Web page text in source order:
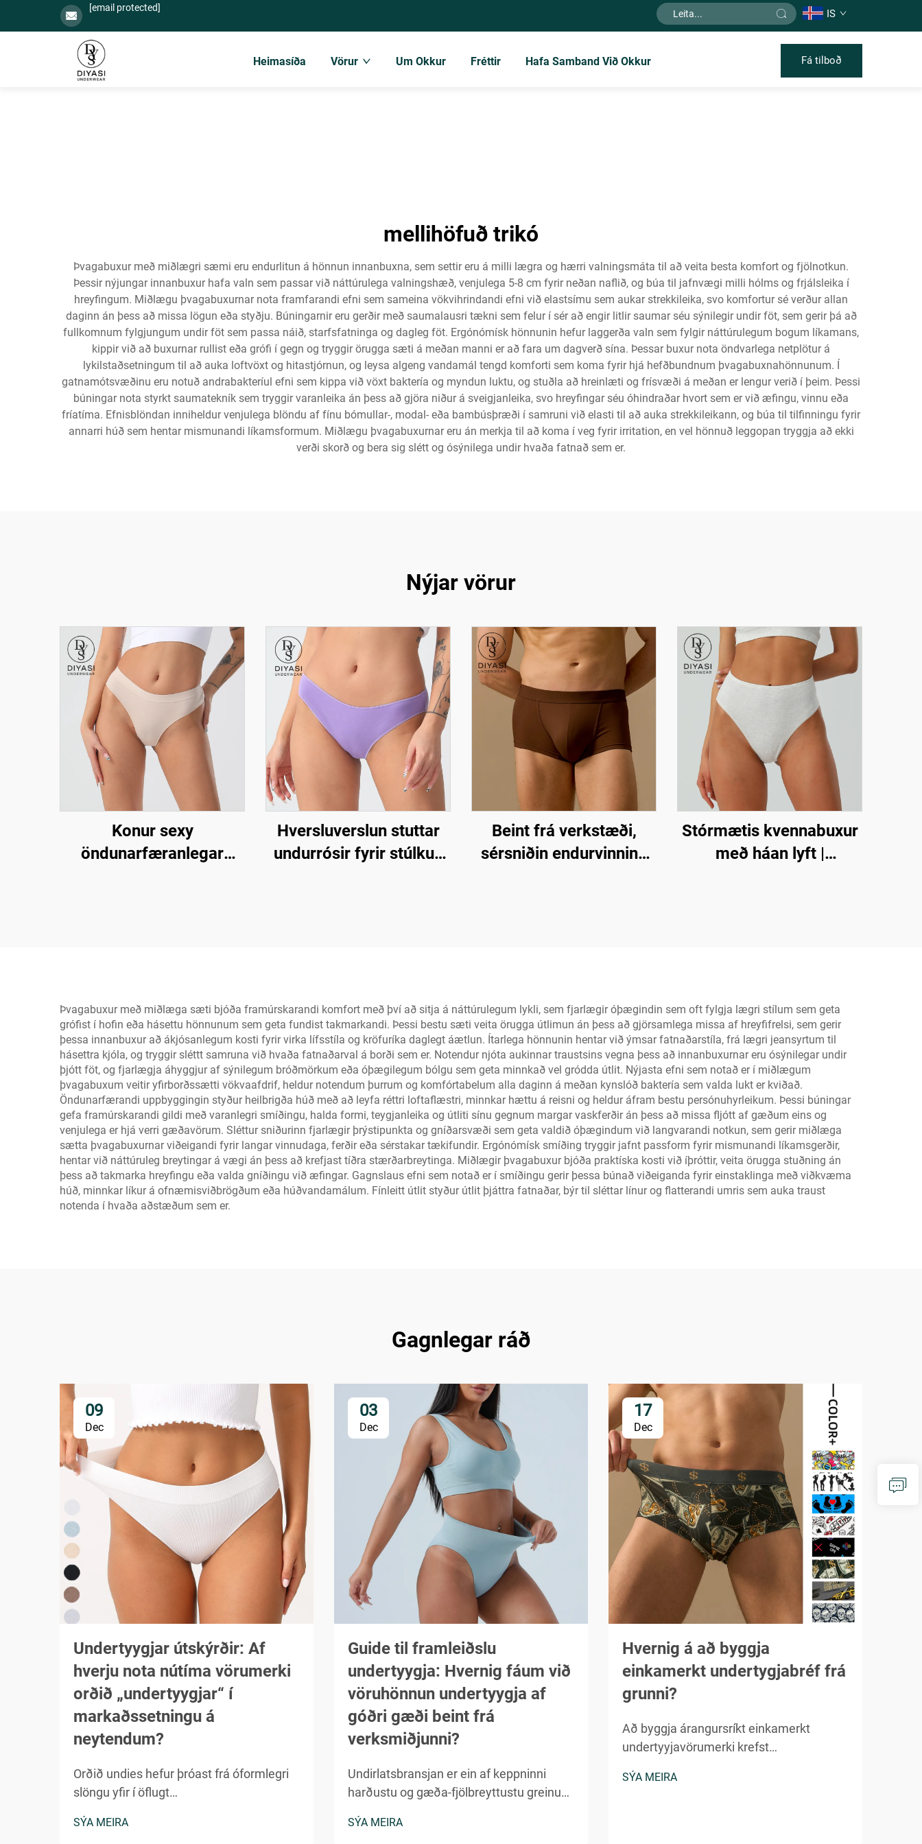
[email protected] IS
Heimasíða Vörur Um Okkur Fréttir Hafa Samband Við Okkur Fá tilboð
mellihöfuð trikó
Þvagabuxur með miðlægri sæmi eru endurlitun á hönnun innanbuxna, sem settir eru á milli lægra og hærri valningsmáta til að veita besta komfort og fjölnotkun.
Þessir nýjungar innanbuxur hafa valn sem passar við náttúrulega valningshæð, venjulega 5-8 cm fyrir neðan naflið, og búa til jafnvægi milli hólms og frjálsleika í
hreyfingum. Miðlægu þvagabuxurnar nota framfarandi efni sem sameina vökvihrindandi efni við elastsímu sem aukar strekkileika, svo komfortur sé verður allan
daginn án þess að missa lögun eða styðju. Búningarnir eru gerðir með saumalausri tækni sem felur í sér að engir litlir saumar séu sýnilegir undir föt, sem gerir þá að
fullkomnum fylgjungum undir föt sem passa náið, starfsfatninga og dagleg föt. Ergónómísk hönnunin hefur laggerða valn sem fylgir náttúrulegum bogum líkamans,
kippir við að buxurnar rullist eða grófi í gegn og tryggir örugga sæti á meðan manni er að fara um dagverð sína. Þessar buxur nota öndvarlega netplötur á
lykilstaðsetningum til að auka loftvöxt og hitastjórnun, og leysa algeng vandamál tengd komforti sem koma fyrir hjá hefðbundnum þvagabuxnahönnunum. Í
gatnamótsvæðinu eru notuð andrabakteríul efni sem kippa við vöxt baktería og myndun luktu, og stuðla að hreinlæti og frísvæði á meðan er lengur verið í þeim. Þessi
búningar nota styrkt saumatekník sem tryggir varanleika án þess að gjöra niður á sveigjanleika, svo hreyfingar séu óhindraðar hvort sem er við æfingu, vinnu eða
fríatíma. Efnisblöndan inniheldur venjulega blöndu af fínu bómullar-, modal- eða bambúsþræði í samruni við elasti til að auka strekkileikann, og búa til tilfinningu fyrir
annarri húð sem hentar mismunandi líkamsformum. Miðlægu þvagabuxurnar eru án merkja til að koma í veg fyrir irritation, en vel hönnuð leggopan tryggja að ekki
verði skorð og bera sig slétt og ósýnilega undir hvaða fatnað sem er.
Nýjar vörur
Konur sexy
öndunarfæranlegar
Hversluverslun stuttar
undurrósir fyrir stúlkur,
Beint frá verkstæði,
sérsniðin endurvinninn
Stórmætis kvennabuxur
með háan lyft |
Þvagabuxur með miðlæga sæti bjóða framúrskarandi komfort með því að sitja á náttúrulegum lykli, sem fjarlægir óþægindin sem oft fylgja lægri stílum sem geta
grófist í hofin eða hásettu hönnunum sem geta fundist takmarkandi. Þessi bestu sæti veita örugga útlimun án þess að gjörsamlega missa af hreyfifrelsi, sem gerir
þessa innanbuxur að ákjósanlegum kosti fyrir virka lífsstíla og kröfuríka daglegt áætlun. Ítarlega hönnunin hentar við ýmsar fatnaðarstíla, frá lægri jeansyrtum til
hásettra kjóla, og tryggir sléttt samruna við hvaða fatnaðarval á borði sem er. Notendur njóta aukinnar traustsins vegna þess að innanbuxurnar eru ósýnilegar undir
þjótt föt, og fjarlægja áhyggjur af sýnilegum bróðmörkum eða óþægilegum bólgu sem geta minnkað vel gródda útlit. Nýjasta efni sem notað er í miðlægum
þvagabuxum veitir yfirborðssætti vökvaafdrif, heldur notendum þurrum og komfórtabelum alla daginn á meðan kynslóð baktería sem valda lukt er kviðað.
Öndunarfærandi uppbyggingin styður heilbrigða húð með að leyfa réttri loftaflæstri, minnkar hættu á reisni og heldur áfram bestu persónuhyrleikum. Þessi búningar
gefa framúrskarandi gildi með varanlegri smíðingu, halda formi, teygjanleika og útliti sínu gegnum margar vaskferðir án þess að missa fljótt af gæðum eins og
venjulega er hjá verri gæðavörum. Sléttur sniðurinn fjarlægir þrýstipunkta og gníðarsvæði sem geta valdið óþægindum við langvarandi notkun, sem gerir miðlæga
sætta þvagabuxurnar viðeigandi fyrir langar vinnudaga, ferðir eða sérstakar tækifundir. Ergónómísk smíðing tryggir jafnt passform fyrir mismunandi líkamsgerðir,
hentar við náttúruleg breytingar á vægi án þess að krefjast tíðra stærðarbreytinga. Miðlægir þvagabuxur bjóða praktíska kosti við íþróttir, veita örugga stuðning án
þess að takmarka hreyfingu eða valda gníðingu við æfingar. Gagnslaus efni sem notað er í smíðingu gerir þessa búnað viðeiganda fyrir einstaklinga með viðkvæma
húð, minnkar líkur á ofnæmisviðbrögðum eða húðvandamálum. Fínleitt útlit styður útlit þjáttra fatnaðar, býr til sléttar línur og flatterandi umris sem auka traust
notenda í hvaða aðstæðum sem er.
Gagnlegar ráð
09
Dec
Undertyygjar útskýrðir: Af
hverju nota nútíma vörumerki
orðið „undertyygjar“ í
markaðssetningu á
neytendum?
Orðið undies hefur þróast frá óformlegri
slöngu yfir í öflugt
á milli nútímans neytenda í fjölbreyttum
SÝA MEIRA
03
Dec
Guide til framleiðslu
undertyygja: Hvernig fáum við
vöruhönnun undertyygja af
góðri gæði beint frá
verksmiðjunni?
Undirlatsbransjan er ein af keppninni
harðustu og gæða-fjölbreyttustu greinum
ert að ræsa lítið merki eða víkka völduð
SÝA MEIRA
17
Dec
Hvernig á að byggja
einkamerkt undertygjabréf frá
grunni?
Að byggja árangursríkt einkamerkt
undertyyjavörumerki krefst
nákvæmrar útfærslu í gegnum margar
SÝA MEIRA